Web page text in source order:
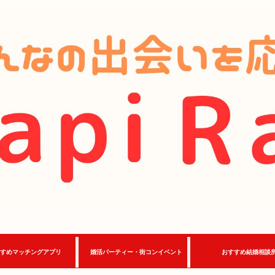
めマッチングアプリ 婚活パーティー・街コンイベント おすすめ結婚相談